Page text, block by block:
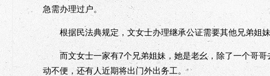
急需办理过户。
根据民法典规定，文女士办理继承公证需要其他兄弟姐
而文女士一家有7个兄弟姐妹，她是老幺，除了一个哥哥
动不便，还有人近期将出门外出务工。